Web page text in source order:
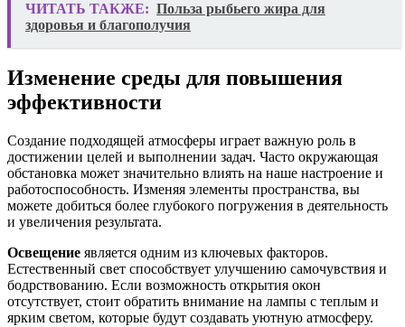
ЧИТАТЬ ТАКЖЕ: Польза рыбьего жира для
здоровья и благополучия
Изменение среды для повышения
эффективности
Создание подходящей атмосферы играет важную роль в
достижении целей и выполнении задач. Часто окружающая
обстановка может значительно влиять на наше настроение и
работоспособность. Изменяя элементы пространства, вы
можете добиться более глубокого погружения в деятельность
и увеличения результата.
Освещение является одним из ключевых факторов.
Естественный свет способствует улучшению самочувствия и
бодрствованию. Если возможность открытия окон
отсутствует, стоит обратить внимание на лампы с теплым и
ярким светом, которые будут создавать уютную атмосферу.